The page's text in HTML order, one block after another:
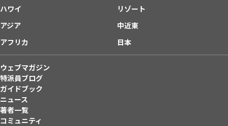
ハワイ
リゾート
アジア
中近東
アフリカ
日本
ウェブマガジン
特派員ブログ
ガイドブック
ニュース
著者一覧
コミュニティ